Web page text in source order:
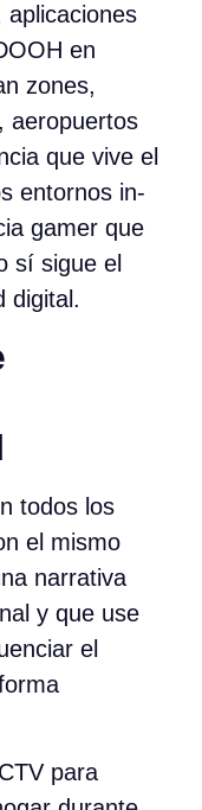
aplicaciones
en
zones,
aeropuertos
que vive el
entornos in-
gamer que
sí sigue el
digital.
todos los
el mismo
narrativa
y que use
el
para